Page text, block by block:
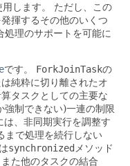
します。
ただし、この
揮するその他のいくつ
理のサポートを可能に
です。 ForkJoinTaskの
純粋に切り離されたオ
タスクとしての主要な
強制できない)一連の制限
は、非同期実行を調整す
まで処理を続行しない
synchronized メソッド
た他のタスクの結合